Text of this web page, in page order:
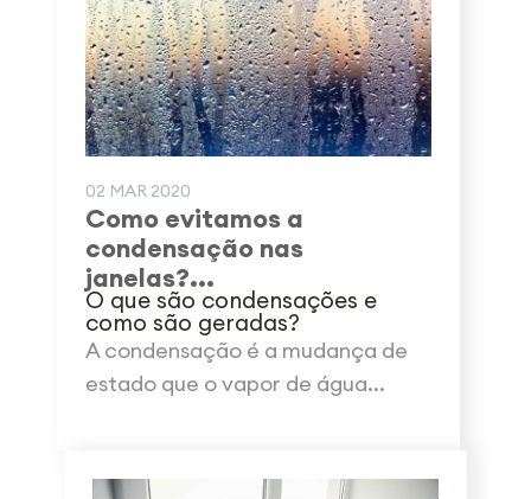
02 MAR 2020
Como evitamos a
condensação nas
janelas?...
O que são condensações e
como são geradas?
A condensação é a mudança de
estado que o vapor de água...